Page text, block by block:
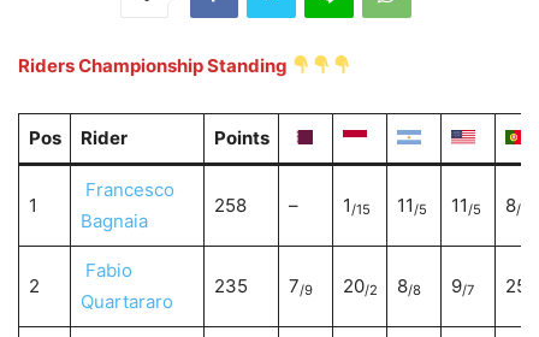
Riders Championship Standing
Pos Rider Points
1
Francesco
Bagnaia
258 – 1/15 11/5 11/5 8/8
2
Fabio
Quartararo
235 7/9 20/2 8/8 9/7 25